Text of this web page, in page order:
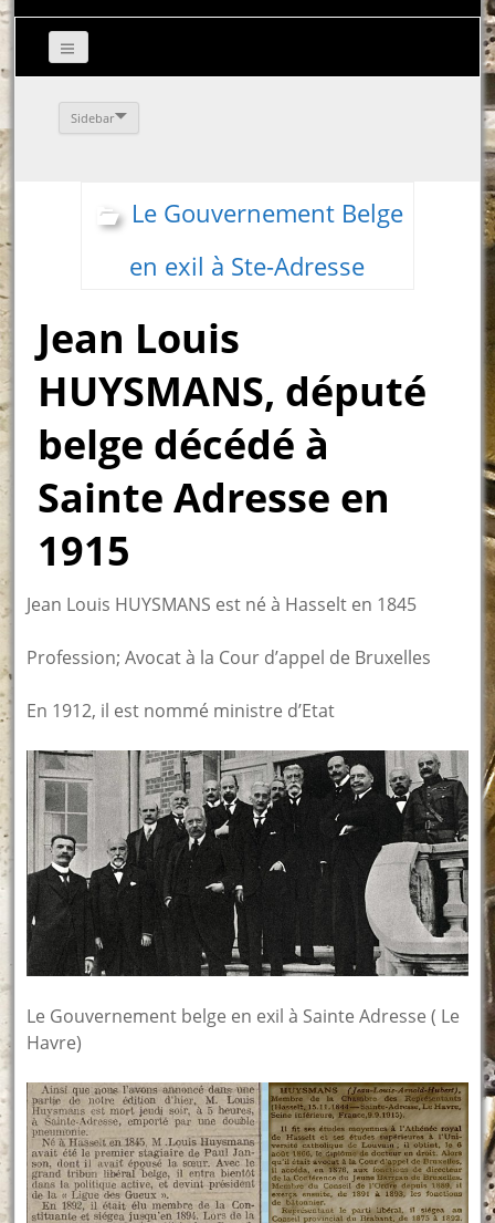
Sidebar
Le Gouvernement Belge
en exil à Ste-Adresse
Jean Louis
HUYSMANS, député
belge décédé à
Sainte Adresse en
1915
Jean Louis HUYSMANS est né à Hasselt en 1845
Profession; Avocat à la Cour d’appel de Bruxelles
En 1912, il est nommé ministre d’Etat
Le Gouvernement belge en exil à Sainte Adresse ( Le
Havre)